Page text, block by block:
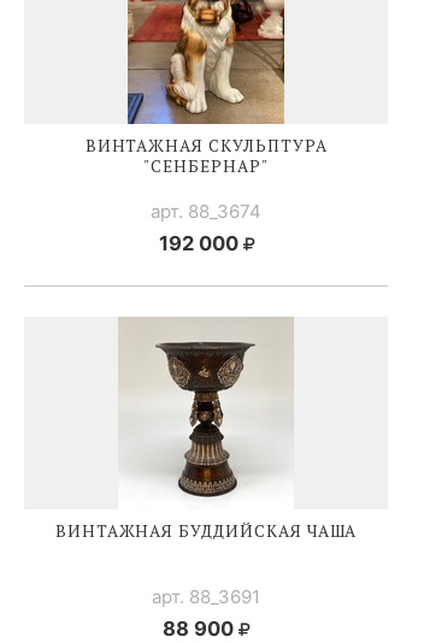
ВИНТАЖНАЯ СКУЛЬПТУРА
"СЕНБЕРНАР"
арт. 88_3674
192 000
ВИНТАЖНАЯ БУДДИЙСКАЯ ЧАША
арт. 88_3691
88 900